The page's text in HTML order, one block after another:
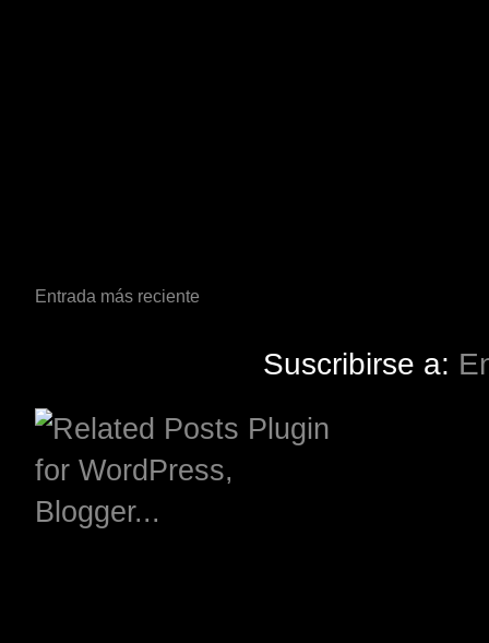
Entrada más reciente
Suscribirse a: